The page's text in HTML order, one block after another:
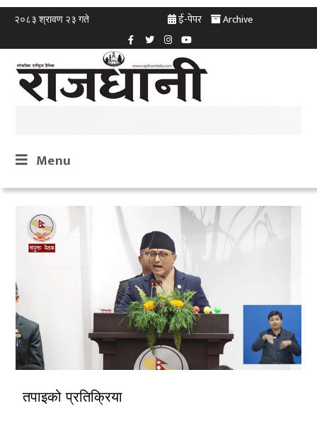
२०८३ श्रावण २३ गते ई-पेपर Archive
Menu
तपाइको प्रतिक्रिया